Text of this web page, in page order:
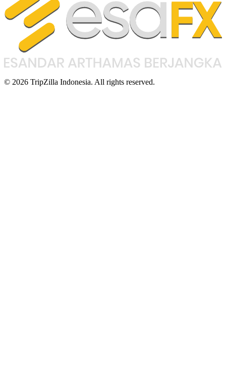
© 2026 TripZilla Indonesia. All rights reserved.